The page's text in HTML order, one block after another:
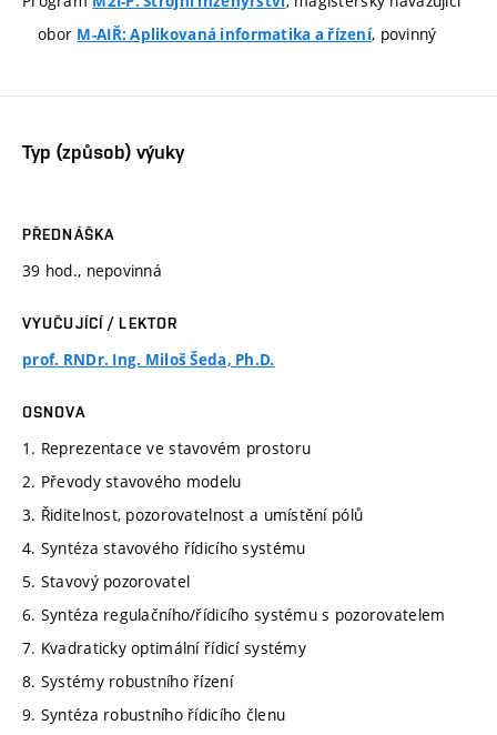
obor M-AIŘ: Aplikovaná informatika a řízení, povinný
Typ (způsob) výuky
PŘEDNÁŠKA
39 hod., nepovinná
VYUČUJÍCÍ / LEKTOR
prof. RNDr. Ing. Miloš Šeda, Ph.D.
OSNOVA
1. Reprezentace ve stavovém prostoru
2. Převody stavového modelu
3. Řiditelnost, pozorovatelnost a umístění pólů
4. Syntéza stavového řídicího systému
5. Stavový pozorovatel
6. Syntéza regulačního/řídicího systému s pozorovatelem
7. Kvadraticky optimální řídicí systémy
8. Systémy robustního řízení
9. Syntéza robustního řídicího členu